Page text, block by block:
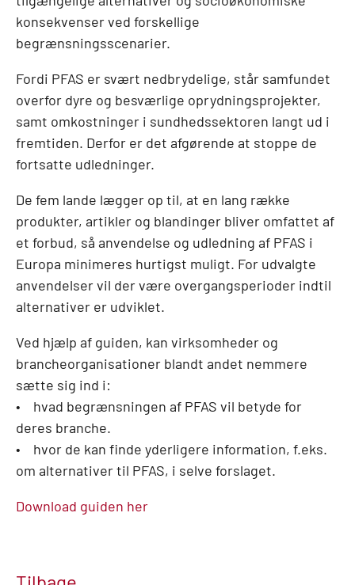
konsekvenser ved forskellige
begrænsningsscenarier.
Fordi PFAS er svært nedbrydelige, står samfundet
overfor dyre og besværlige oprydningsprojekter,
samt omkostninger i sundhedssektoren langt ud i
fremtiden. Derfor er det afgørende at stoppe de
fortsatte udledninger.
De fem lande lægger op til, at en lang række
produkter, artikler og blandinger bliver omfattet af
et forbud, så anvendelse og udledning af PFAS i
Europa minimeres hurtigst muligt. For udvalgte
anvendelser vil der være overgangsperioder indtil
alternativer er udviklet.
Ved hjælp af guiden, kan virksomheder og
brancheorganisationer blandt andet nemmere
sætte sig ind i:
• hvad begrænsningen af PFAS vil betyde for
deres branche.
• hvor de kan finde yderligere information, f.eks.
om alternativer til PFAS, i selve forslaget.
Download guiden her